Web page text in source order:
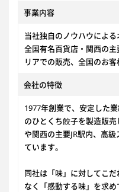
事業内容
当社独自のノウハウによる
全国有名百貨店・関西の
リアでの販売、全国のお客
会社の特徴
1977年創業で、安定した
のひとくち餃子を製造販
や関西の主要JR駅内、高
ています。
同社は「味」に対してこ
なく「感動する味」を求